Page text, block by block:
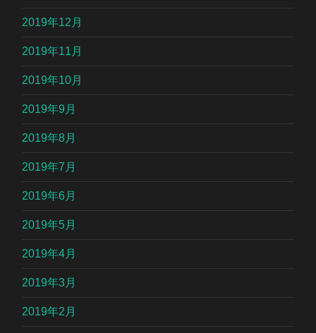
2019年12月
2019年11月
2019年10月
2019年9月
2019年8月
2019年7月
2019年6月
2019年5月
2019年4月
2019年3月
2019年2月